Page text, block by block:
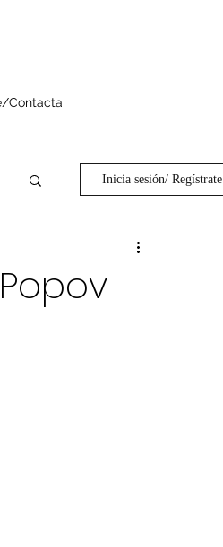
Contacta
Inicia sesión/ Regístrate